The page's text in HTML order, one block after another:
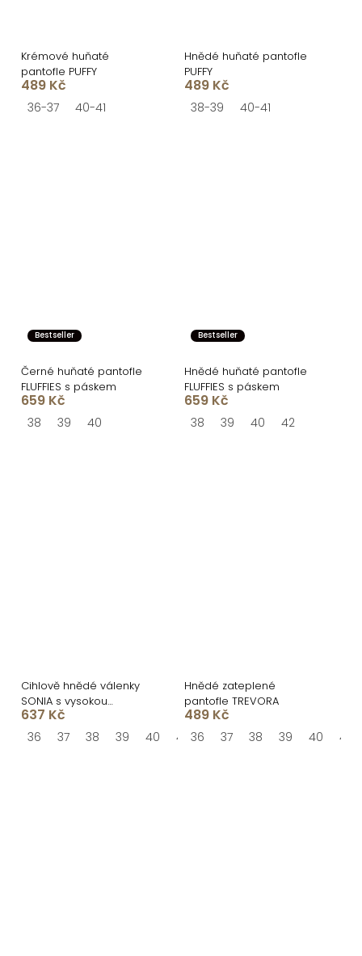
Krémové huňaté
pantofle PUFFY
489 Kč
36-37 40-41
Hnědé huňaté pantofle
PUFFY
489 Kč
38-39 40-41
Bestseller
Černé huňaté pantofle
FLUFFIES s páskem
659 Kč
38 39 40
Bestseller
Hnědé huňaté pantofle
FLUFFIES s páskem
659 Kč
38 39 40 42
Cihlově hnědé válenky
SONIA s vysokou
platformou
637 Kč
36 37 38 39 40 41
Hnědé zateplené
pantofle TREVORA
489 Kč
36 37 38 39 40 41